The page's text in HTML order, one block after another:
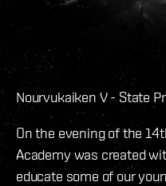
Nourvukaiken V - State
On the evening of the
Academy was created
educate some of our